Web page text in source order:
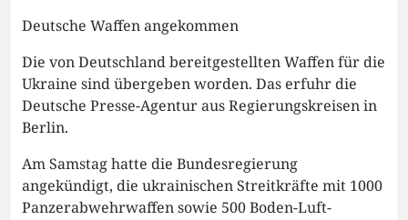
Deutsche Waffen angekommen
Die von Deutschland bereitgestellten Waffen für die
Ukraine sind übergeben worden. Das erfuhr die
Deutsche Presse-Agentur aus Regierungskreisen in
Berlin.
Am Samstag hatte die Bundesregierung
angekündigt, die ukrainischen Streitkräfte mit 1000
Panzerabwehrwaffen sowie 500 Boden-Luft-